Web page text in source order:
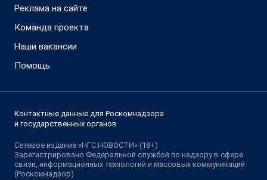
Реклама на сайте
Команда проекта
Наши вакансии
Помощь
Контактные данные для Роскомнадзора
и государственных органов
Сетевое издание «НГС.НОВОСТИ» (18+)
Зарегистрировано Федеральной службой по надзору в сфере
связи, информационных технологий и массовых коммуникаций
(Роскомнадзор)